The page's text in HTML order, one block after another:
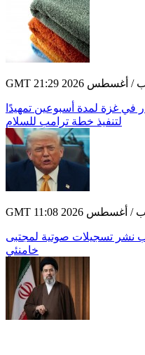
غزة لمدة أسبوعين تمهيدًا
لتنفيذ خطة ترامب للسلام
نشر تسجيلات صوتية لمجتبى
خامنئي